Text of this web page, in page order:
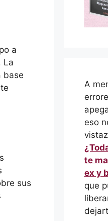
a
La
base
sus
A
eso
te
ex y
que